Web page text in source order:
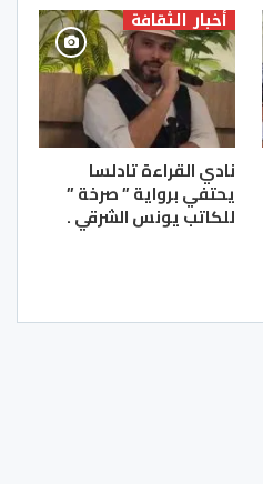
أخبار الثقافة
نادي القراءة تادلسا
يحتفي برواية ” صرخة ”
للكاتب يونس الشرقي .